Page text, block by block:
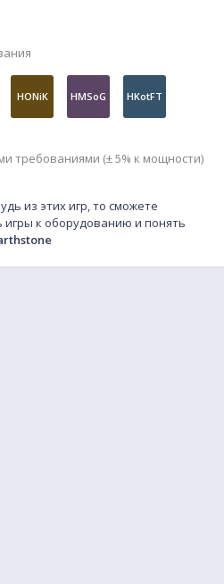
HONiK HMSoG HKotFT
требованиями (± 5% к мощности)
из этих игр, то сможете
игры к оборудованию и понять